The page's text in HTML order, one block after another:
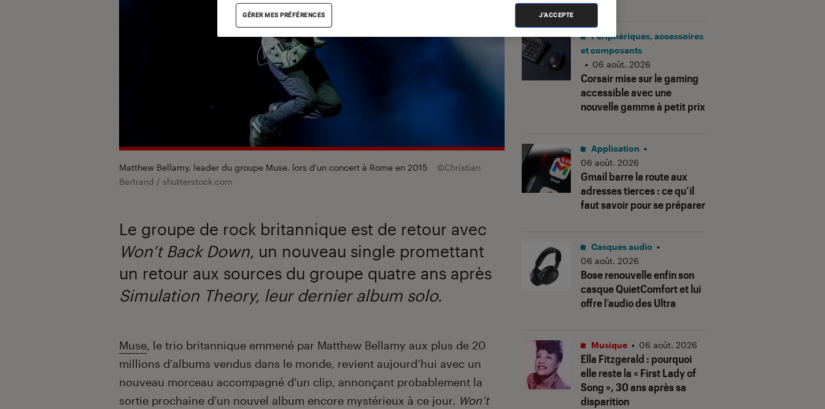
Matthew Bellamy, leader du groupe Muse, lors d'un concert à Rome en 2015
©Christian
Bertrand / shutterstock.com
Le groupe de rock britannique est de retour avec
Won’t Back Down, un nouveau single promettant
un retour aux sources du groupe quatre ans après
Simulation Theory, leur dernier album solo.
Introduction
Muse, le trio britannique emmené par Matthew Bellamy aux plus de 20
millions d’albums vendus dans le monde, revient aujourd’hui avec un
nouveau morceau accompagné d’un clip, annonçant probablement la
sortie prochaine d’un nouvel album encore mystérieux à ce jour. Won’t
Corsair mise sur le gaming
accessible avec une
nouvelle gamme à petit prix
Périphériques, accessoires
et composants
• 06 août. 2026
Gmail barre la route aux
adresses tierces : ce qu’il
faut savoir pour se préparer
Application •
06 août. 2026
Bose renouvelle enfin son
casque QuietComfort et lui
offre l’audio des Ultra
Casques audio •
06 août. 2026
Ella Fitzgerald : pourquoi
elle reste la « First Lady of
Song », 30 ans après sa
disparition
Musique • 06 août. 2026
GÉRER MES PRÉFÉRENCES J'ACCEPTE